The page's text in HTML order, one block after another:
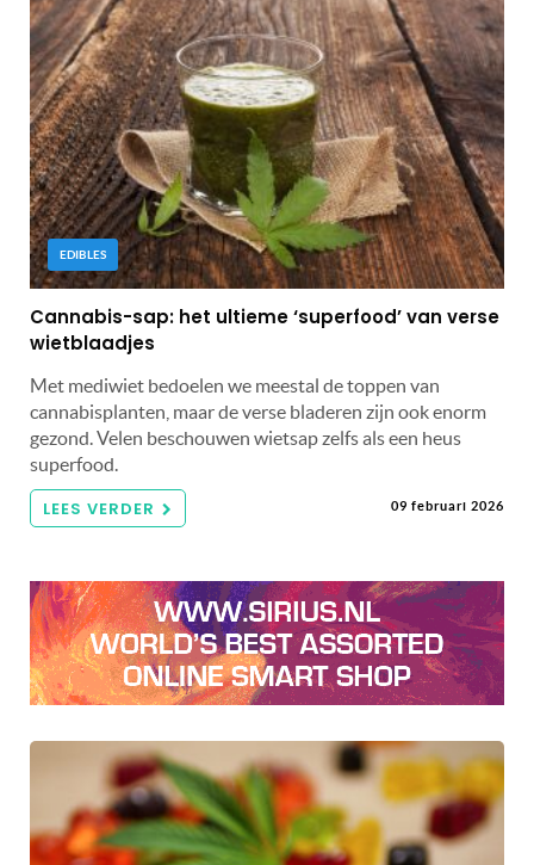
EDIBLES
Cannabis-sap: het ultieme ‘superfood’ van verse
wietblaadjes
Met mediwiet bedoelen we meestal de toppen van
cannabisplanten, maar de verse bladeren zijn ook enorm
gezond. Velen beschouwen wietsap zelfs als een heus
superfood.
LEES VERDER 09 februari 2026